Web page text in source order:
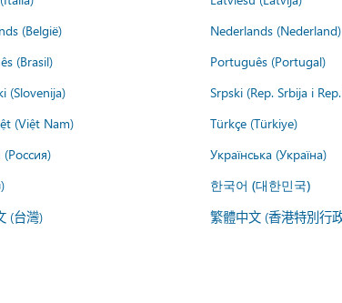
(België)
Nederlands (Nederland)
(Brasil)
Português (Portugal)
(Slovenija)
Srpski (Rep. Srbija i
(Việt Nam)
Türkçe (Türkiye)
(Россия)
Українська (Україна)
한국어 (대한민국)
(台灣) 繁體中文 (香港特別行